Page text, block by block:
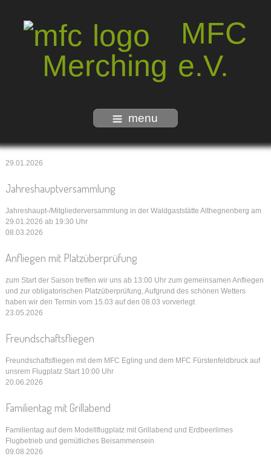
MFC
Merching e.V.
menu
29.01.2026
Jahreshauptversammlung
Jahreshaupt-/Mitgliederversammlung in der Waldgaststätte Althegnenberg am
29.01.2026 ab 19:30 Uhr
08.03.2026
Anfliegen mit Platzüberprüfung
zum Start der Saison treffen wir uns ab 13:00 Uhr zum gemeinsamen Anfliegen
und zur obligatorischen Platzüberprüfung, Aufgrund des schönen Wetters
haben wir den Termin vom 15.03 auf den 08.03 vorverlegt
23.05.2026
Freundschaftsfliegen
Freundschaftsfliegen mit dem MFC Egling und dem MFC Fürstenfeldbruck auf
unsrem Flugplatz Start 10:00 Uhr
20.06.2026
Familientag mit Grillabend
Familientag auf dem Modellflugplatz mit Grillabend und Erdbeerlimes
Flugbetrieb und gemütliches Beisammensein
09.08.2026